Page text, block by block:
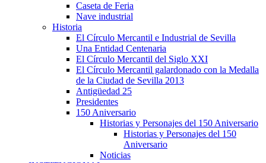
Caseta de Feria
Nave industrial
Historia
El Círculo Mercantil e Industrial de Sevilla
Una Entidad Centenaria
El Círculo Mercantil del Siglo XXI
El Círculo Mercantil galardonado con la Medalla
de la Ciudad de Sevilla 2013
Antigüedad 25
Presidentes
150 Aniversario
Historias y Personajes del 150 Aniversario
Historias y Personajes del 150
Aniversario
Noticias